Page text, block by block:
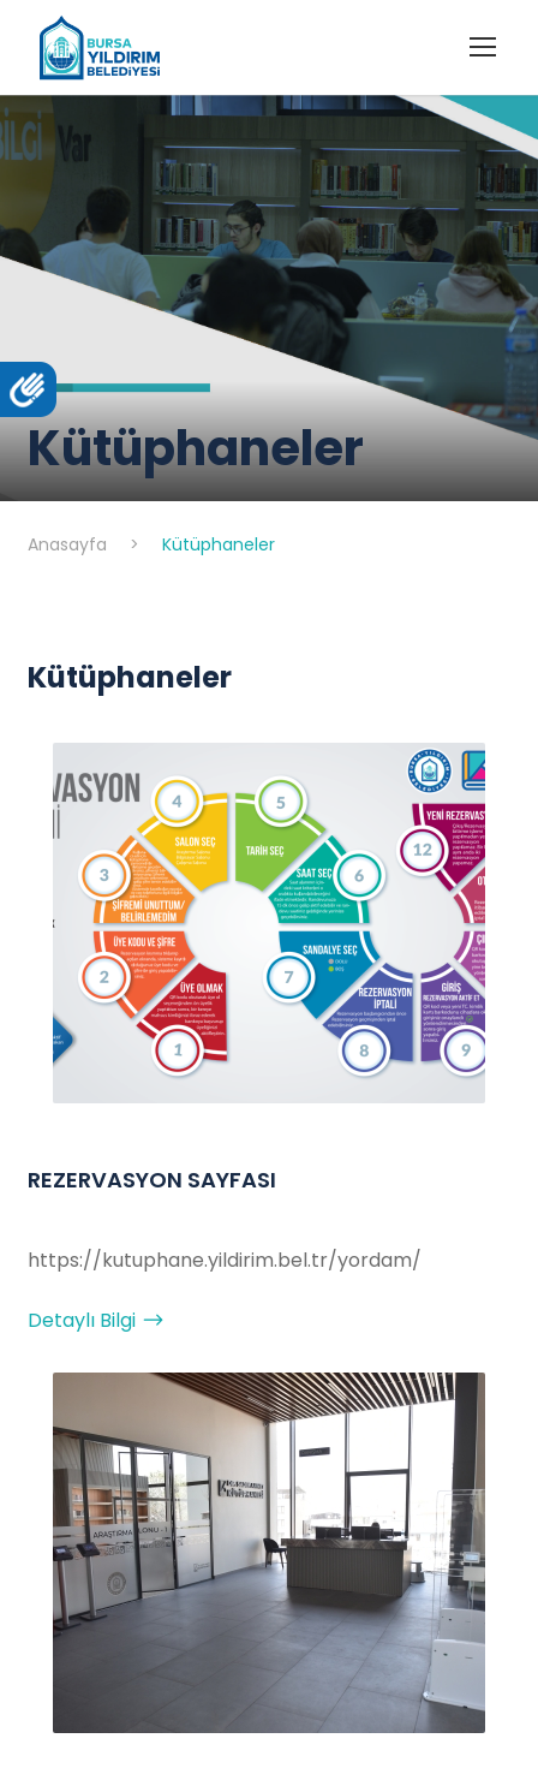
Kütüphaneler
Anasayfa > Kütüphaneler
Kütüphaneler
REZERVASYON SAYFASI
https://kutuphane.yildirim.bel.tr/yordam/
Detaylı Bilgi